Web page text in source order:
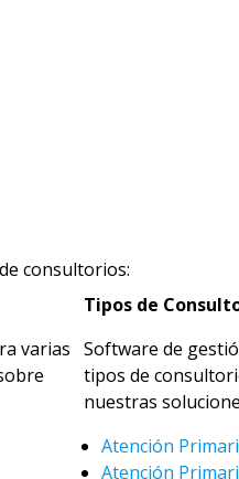
consultorios:
varias
Tipos de
Software de
tipos de
nuestras
Atención
Atención